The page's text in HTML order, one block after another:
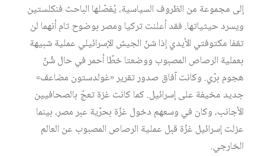
إلى مجموعة من الظروف السياسية، يُفصّلها الباحث فنكلستين
ويسرد حيثياتها. فقد أعلنت تركيا ومصر بوضوح تام أنهما لن
تقفا مكتوفتي الأيدي إذا شنّ الجيش الإسرائيلي عملية شبيهة
بعملية الرصاص المصبوب ووضعتا خطًا أحمر في حال شُنّ
هجوم برّي. وكانت آفاق صدور تقرير «غولدستون مضاعف»
جديد مخيفة على إسرائيل. كما كانت غزة تعجّ بالصحافيين
الأجانب، وكان في وسعهم دخول غزّة بحرّية عبر مصر، بينما
عزلت إسرائيل غزّة قبل عملية الرصاص المصبوب عن العالم
الخارجي.